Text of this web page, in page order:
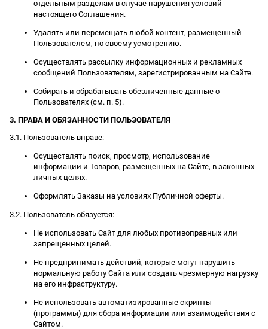
отдельным разделам в случае нарушения условий
настоящего Соглашения.
Удалять или перемещать любой контент, размещенный
Пользователем, по своему усмотрению.
Осуществлять рассылку информационных и рекламных
сообщений Пользователям, зарегистрированным на Сайте.
Собирать и обрабатывать обезличенные данные о
Пользователях (см. п. 5).
3. ПРАВА И ОБЯЗАННОСТИ ПОЛЬЗОВАТЕЛЯ
3.1. Пользователь вправе:
Осуществлять поиск, просмотр, использование
информации и Товаров, размещенных на Сайте, в законных
личных целях.
Оформлять Заказы на условиях Публичной оферты.
3.2. Пользователь обязуется:
Не использовать Сайт для любых противоправных или
запрещенных целей.
Не предпринимать действий, которые могут нарушить
нормальную работу Сайта или создать чрезмерную нагрузку
на его инфраструктуру.
Не использовать автоматизированные скрипты
(программы) для сбора информации или взаимодействия с
Сайтом.